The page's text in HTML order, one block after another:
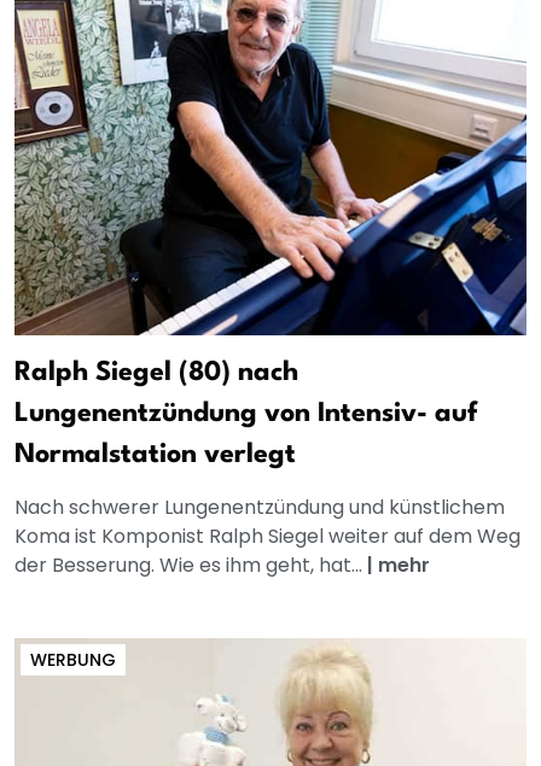
Ralph Siegel (80) nach
Lungenentzündung von Intensiv- auf
Normalstation verlegt
Nach schwerer Lungenentzündung und künstlichem
Koma ist Komponist Ralph Siegel weiter auf dem Weg
der Besserung. Wie es ihm geht, hat... | mehr
WERBUNG